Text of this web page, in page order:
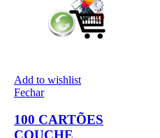
Add to wishlist
Fechar
100 CARTÕES
COUCHE